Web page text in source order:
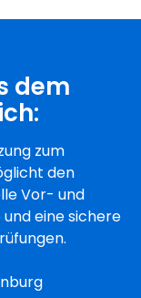
dem
zum
den
Vor- und
eine sichere